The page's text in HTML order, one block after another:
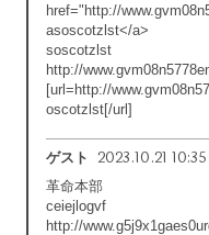
href="http://
asoscotzlst</a>
soscotzlst
http://
[url=http://
oscotzlst[/url]
ゲスト 2023.10.21 10:35
革命本部
ceiejlogvf
http://